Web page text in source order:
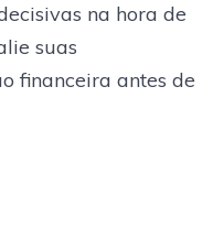
na hora de
suas
financeira antes de